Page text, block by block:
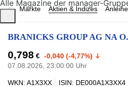
Märkte Aktien & Indizes
BRANICKS GROUP AG NA
0,798 € -0,040 (-4,77%)
07.08.2026, 23:00:00 Uhr
WKN: A1X3XX ISIN: DE000A1X3XX4
Alle Magazine der manager-